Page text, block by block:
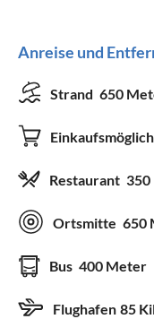
Anreise und
Strand 650
Restaurant
Ortsmitte 650
Bus 400 Meter
Flughafen 85